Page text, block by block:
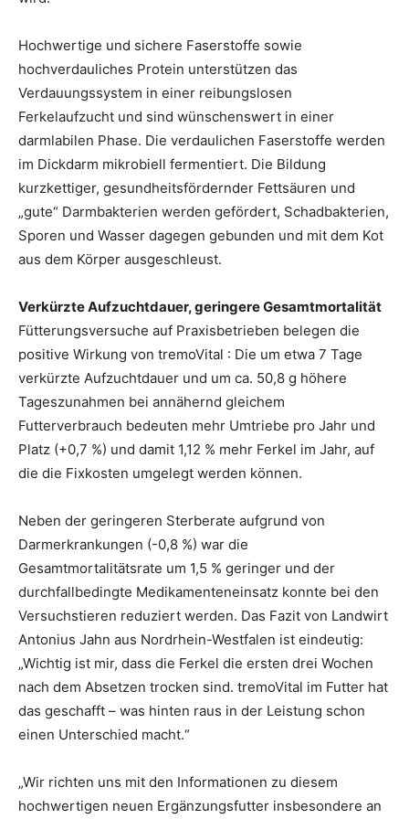
Hochwertige und sichere Faserstoffe sowie
hochverdauliches Protein unterstützen das
Verdauungssystem in einer reibungslosen
Ferkelaufzucht und sind wünschenswert in einer
darmlabilen Phase. Die verdaulichen Faserstoffe werden
im Dickdarm mikrobiell fermentiert. Die Bildung
kurzkettiger, gesundheitsfördernder Fettsäuren und
„gute“ Darmbakterien werden gefördert, Schadbakterien,
Sporen und Wasser dagegen gebunden und mit dem Kot
aus dem Körper ausgeschleust.
Verkürzte Aufzuchtdauer, geringere Gesamtmortalität
Fütterungsversuche auf Praxisbetrieben belegen die
positive Wirkung von tremoVital : Die um etwa 7 Tage
verkürzte Aufzuchtdauer und um ca. 50,8 g höhere
Tageszunahmen bei annähernd gleichem
Futterverbrauch bedeuten mehr Umtriebe pro Jahr und
Platz (+0,7 %) und damit 1,12 % mehr Ferkel im Jahr, auf
die die Fixkosten umgelegt werden können.
Neben der geringeren Sterberate aufgrund von
Darmerkrankungen (-0,8 %) war die
Gesamtmortalitätsrate um 1,5 % geringer und der
durchfallbedingte Medikamenteneinsatz konnte bei den
Versuchstieren reduziert werden. Das Fazit von Landwirt
Antonius Jahn aus Nordrhein-Westfalen ist eindeutig:
„Wichtig ist mir, dass die Ferkel die ersten drei Wochen
nach dem Absetzen trocken sind. tremoVital im Futter hat
das geschafft – was hinten raus in der Leistung schon
einen Unterschied macht.“
„Wir richten uns mit den Informationen zu diesem
hochwertigen neuen Ergänzungsfutter insbesondere an